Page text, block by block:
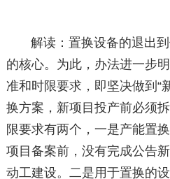
解读：置换设备的退出
的核心。为此，办法进一步
准和时限要求，即坚决做到“
换方案，新项目投产前必须
限要求有两个，一是产能置
项目备案前，没有完成公告
动工建设。二是用于置换的